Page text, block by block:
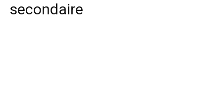
secondaire